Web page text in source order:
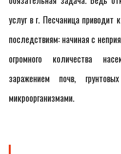
услуг в г. Песчаница приводит
последствиям: начиная с
огромного количества
заражением почв,
микроорганизмами.